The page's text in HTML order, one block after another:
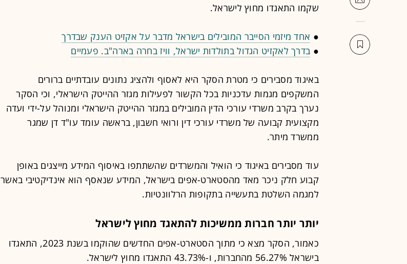
שקמו התאגדו מחוץ לישראל.
● אחד מיזמי הסייבר המובילים בישראל מדבר על אקזיט הענק שבדרך
● בדרך לאקזיט הגדול בתולדות ישראל, וויז בחרה בארה"ב. פעמיים
באיגוד מסבירים כי מטרת הסקר היא לאסוף ולהציג נתונים עובדתיים ברורים
המשקפים מגמות עדכניות בכל הקשור לפעילות מגזר ההייטק הישראלי, וכי הסקר
נערך בקרב משרדי עורכי הדין המובילים במגזר ההייטק הישראלי ומנוהל על-ידי ועדה
מקצועית קבועה של משרדי עורכי דין ורואי חשבון, בראשה עומד עו"ד דן שמגר
ממשרד מיתר.
עוד מסבירים באיגוד כי הואיל והמשרדים שהשתתפו באיסוף המידע מייצגים באופן
קבוע חלק ניכר מאד מהסטארט-אפים בישראל, המידע שנאסף הוא אינדיקטיבי באשר
למגמה השלטת בתעשייה בתקופות הרלוונטיות.
יותר יותר חברות ממשיכות להתאגד מחוץ לישראל
כאמור, הסקר מצא כי מתוך הסטארט-אפים החדשים שהוקמו בשנת 2023, התאגדו
בישראל 56.27% מהחברות, ו-43.73% התאגדו מחוץ לישראל.